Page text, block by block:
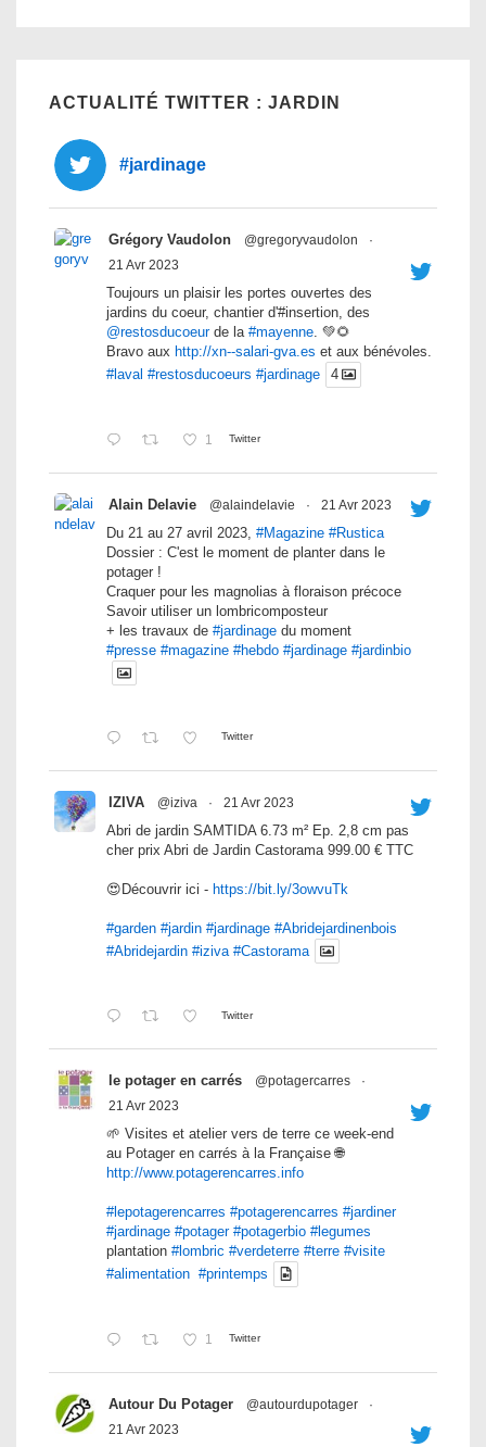
ACTUALITÉ TWITTER : JARDIN
#jardinage
Grégory Vaudolon @gregoryvaudolon
·
21 Avr 2023
Toujours un plaisir les portes ouvertes des
jardins du coeur, chantier d'#insertion, des
@restosducoeurde la #mayenne. 💚🌻
Bravo aux http://xn--salari-gva.es et aux bénévoles.
#laval #restosducoeurs #jardinage 4
1 Twitter
Alain Delavie @alaindelavie · 21 Avr 2023
Du 21 au 27 avril 2023, #Magazine #Rustica
Dossier : C'est le moment de planter dans le
potager !
Craquer pour les magnolias à floraison précoce
Savoir utiliser un lombricomposteur
+ les travaux de #jardinage du moment
#presse #magazine #hebdo #jardinage #jardinbio
Twitter
IZIVA @iziva · 21 Avr 2023
Abri de jardin SAMTIDA 6.73 m² Ep. 2,8 cm pas
cher prix Abri de Jardin Castorama 999.00 € TTC
😍Découvrir ici - https://bit.ly/3owvuTk
#garden #jardin #jardinage #Abridejardinenbois
#Abridejardin #iziva #Castorama
Twitter
le potager en carrés @potagercarres
·
21 Avr 2023
🌱 Visites et atelier vers de terre ce week-end
au Potager en carrés à la Française 🌐
http://www.potagerencarres.info
#lepotagerencarres #potagerencarres #jardiner
#jardinage #potager #potagerbio #legumes
plantation #lombric #verdeterre #terre #visite
#alimentation #printemps
1 Twitter
Autour Du Potager @autourdupotager
·
21 Avr 2023